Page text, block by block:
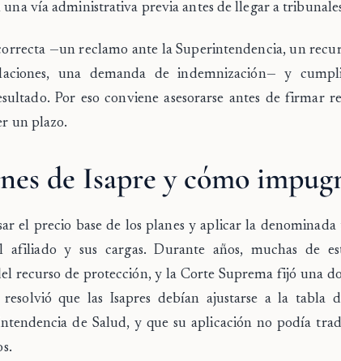
vía administrativa previa antes de llegar a
—un reclamo ante la Superintendencia, un
una demanda de indemnización— y
Por eso conviene asesorarse antes de firmar
un plazo.
de Isapre y cómo
el precio base de los planes y aplicar la
afiliado y sus cargas. Durante años, muchas de
recurso de protección, y la Corte Suprema fijó una
que las Isapres debían ajustarse a la tabla
de Salud, y que su aplicación no podía